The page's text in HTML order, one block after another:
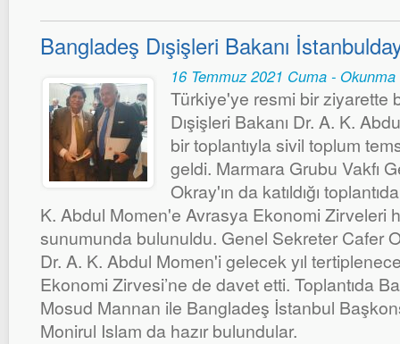
Bangladeş Dışişleri Bakanı
16 Temmuz 2021 Cuma -
Türkiye'ye resmi bir ziyarette
Dışişleri Bakanı Dr. A. K.
bir toplantıyla sivil toplum
geldi. Marmara Grubu Vakfı
Okray'ın da katıldığı
K. Abdul Momen'e Avrasya Ekonomi Zirveleri
sunumunda bulunuldu. Genel Sekreter Cafer
Dr. A. K. Abdul Momen'i gelecek yıl
Ekonomi Zirvesi’ne de davet etti. Toplantıda
Mosud Mannan ile Bangladeş İstanbul
Monirul Islam da hazır bulundular.